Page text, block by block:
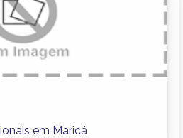
em Maricá